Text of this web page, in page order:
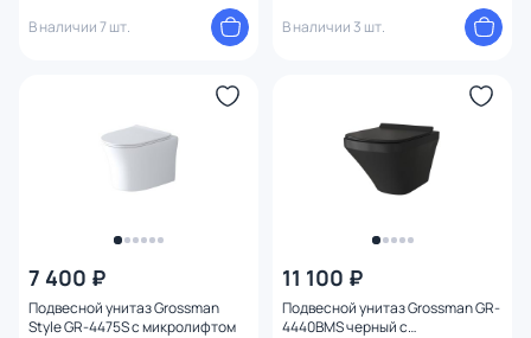
В наличии 7 шт.
В наличии 3 шт.
7 400 ₽
Подвесной унитаз Grossman
Style GR-4475S с микролифтом
11 100 ₽
Подвесной унитаз Grossman GR-
4440BMS черный с